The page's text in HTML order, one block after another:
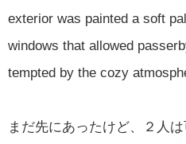
exterior was painted a soft
windows that allowed
tempted by the cozy
まだ先にあったけど、２人